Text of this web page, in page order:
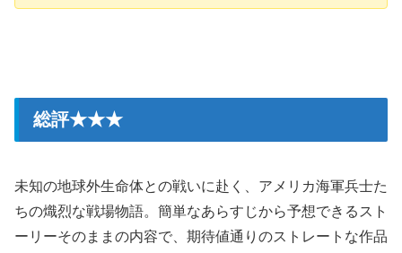
総評★★★
未知の地球外生命体との戦いに赴く、アメリカ海軍兵士た
ちの熾烈な戦場物語。簡単なあらすじから予想できるスト
ーリーそのままの内容で、期待値通りのストレートな作品